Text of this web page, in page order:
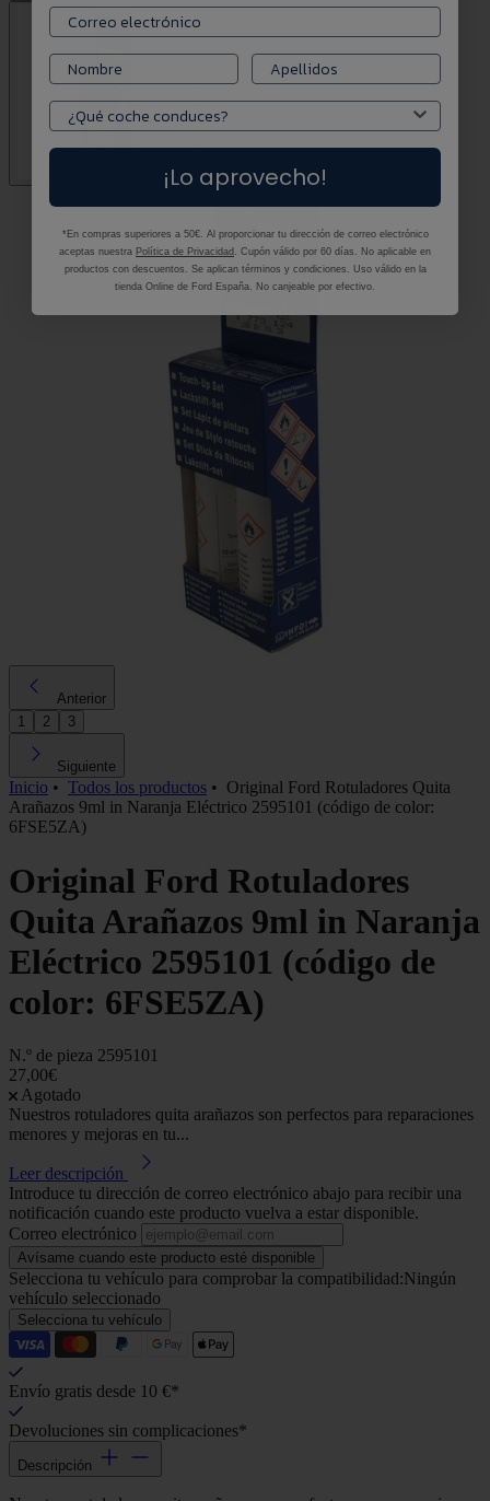
Anterior
1
2 3
Siguiente
Inicio • Todos los productos • Original Ford Rotuladores Quita
Arañazos 9ml in Naranja Eléctrico 2595101 (código de color:
6FSE5ZA)
Original Ford Rotuladores
Quita Arañazos 9ml in Naranja
Eléctrico 2595101 (código de
color: 6FSE5ZA)
N.º de pieza 2595101
27,00€
Agotado
Nuestros rotuladores quita arañazos son perfectos para reparaciones
menores y mejoras en tu...
Leer descripción
Introduce tu dirección de correo electrónico abajo para recibir una
notificación cuando este producto vuelva a estar disponible.
Correo electrónico
Avísame cuando este producto esté disponible
Selecciona tu vehículo para comprobar la compatibilidad:Ningún
vehículo seleccionado
Selecciona tu vehículo
Envío gratis desde 10 €*
Devoluciones sin complicaciones*
Descripción
¡Lo aprovecho!
*En compras superiores a 50€. Al proporcionar tu dirección de correo electrónico
aceptas nuestra Política de Privacidad . Cupón válido por 60 días. No aplicable en
productos con descuentos. Se aplican términos y condiciones. Uso válido en la
tienda Online de Ford España. No canjeable por efectivo.